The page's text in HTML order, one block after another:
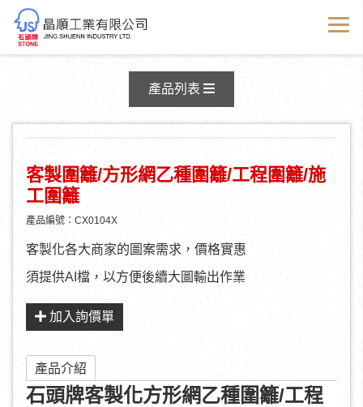
產品列表
客製圍籬/方形網乙種圍籬/工程圍籬/施
工圍籬
產品編號：CX0104X
客製化各大商家的圖案需求，價格實惠
須提供AI檔，以方便後續大圖輸出作業
加入詢價單
產品介紹
石頭牌客製化方形網乙種圍籬/工程